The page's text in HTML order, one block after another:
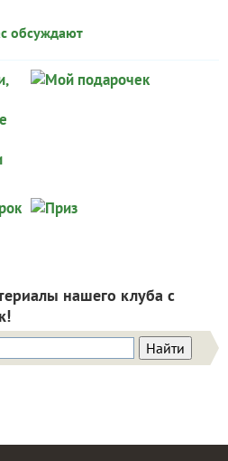
обсуждают
Татьяна Луговская
нашего клуба с